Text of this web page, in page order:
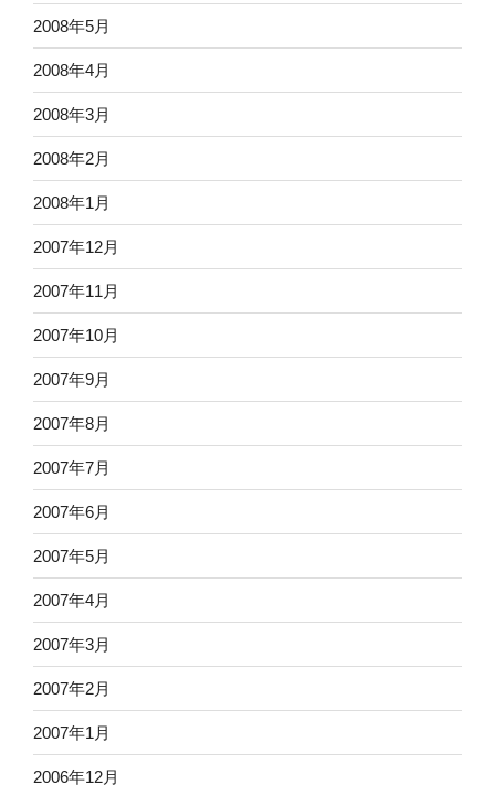
2008年5月
2008年4月
2008年3月
2008年2月
2008年1月
2007年12月
2007年11月
2007年10月
2007年9月
2007年8月
2007年7月
2007年6月
2007年5月
2007年4月
2007年3月
2007年2月
2007年1月
2006年12月